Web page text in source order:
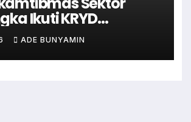
Ikuti KRYD
Bersama TNI-Polri,
dan Linmas, Demi
Keamana Dan
ADE BUNYAMIN